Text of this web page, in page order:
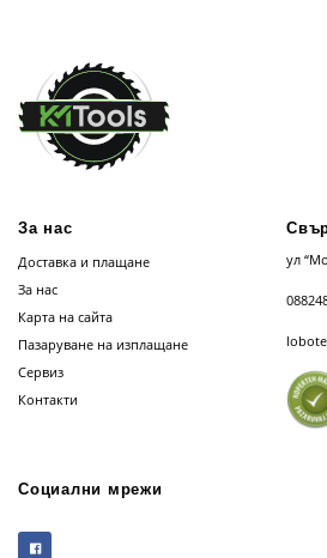
За нас
Доставка и плащане
За нас
Карта на сайта
Пазаруване на изплащане
Сервиз
Контакти
ул
Социални мрежи